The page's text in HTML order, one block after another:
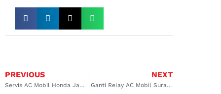
PREVIOUS
Servis AC Mobil Honda Jazz Surabaya? Dokter Mobil Ahlinya!
NEXT
Ganti Relay AC Mobil Surabaya Timur Murah Berkualitas Hanya di Dokter Mobil